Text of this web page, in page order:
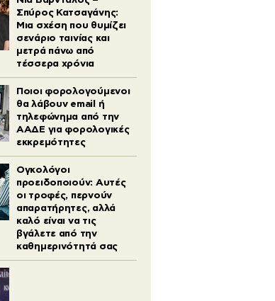
Σπύρος Κατσαγάνης:
Μια σχέση που θυμίζει
σενάριο ταινίας και
μετρά πάνω από
τέσσερα χρόνια
Ποιοι φορολογούμενοι
θα λάβουν email ή
τηλεφώνημα από την
ΑΑΔΕ για φορολογικές
εκκρεμότητες
Ογκολόγοι
προειδοποιούν: Αυτές
οι τροφές, περνούν
απαρατήρητες, αλλά
καλό είναι να τις
βγάλετε από την
καθημερινότητά σας